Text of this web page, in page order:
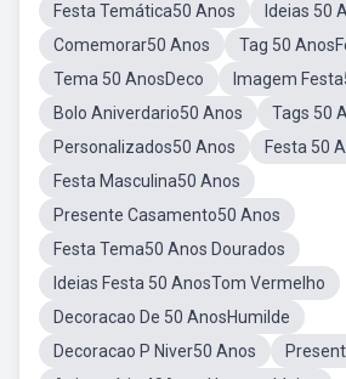
Festa Temática50 Anos
Ideias 50
Comemorar50 Anos
Tag 50
Tema 50 AnosDeco
Imagem
Bolo Aniverdario50 Anos
Tags 50
Personalizados50 Anos
Festa 50
Festa Masculina50 Anos
Presente Casamento50 Anos
Festa Tema50 Anos Dourados
Ideias Festa 50 AnosTom Vermelho
Decoracao De 50 AnosHumilde
Decoracao P Niver50 Anos